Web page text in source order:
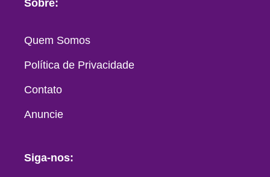
Sobre:
Quem Somos
Política de Privacidade
Contato
Anuncie
Siga-nos: